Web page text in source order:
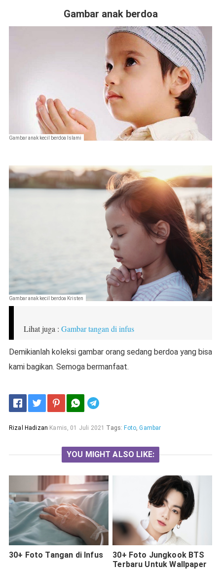
Gambar anak berdoa
Gambar anak kecil berdoa Islami
Gambar anak kecil berdoa Kristen
Lihat juga : Gambar tangan di infus
Demikianlah koleksi gambar orang sedang berdoa yang bisa
kami bagikan. Semoga bermanfaat.
Rizal Hadizan Kamis, 01 Juli 2021 Tags: Foto,Gambar
YOU MIGHT ALSO LIKE:
30+ Foto Tangan di Infus
30+ Foto Jungkook BTS
Terbaru Untuk Wallpaper